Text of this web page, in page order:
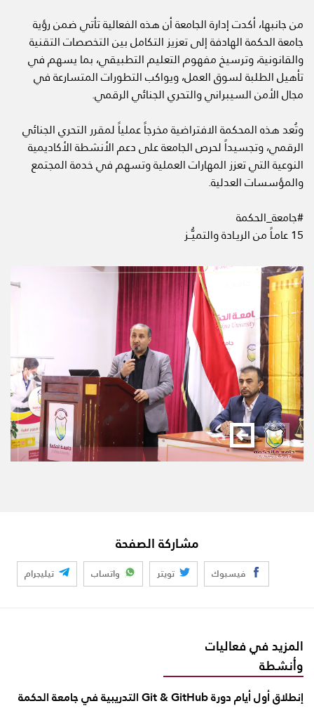
من جانبها، أكدت إدارة الجامعة أن هذه الفعالية تأتي ضمن رؤية
جامعة الحكمة الهادفة إلى تعزيز التكامل بين التخصصات التقنية
والقانونية، وترسيخ مفهوم التعليم التطبيقي، بما يسهم في
تأهيل الطلبة لسوق العمل، ويواكب التطورات المتسارعة في
مجال الأمن السيبراني والتحري الجنائي الرقمي.
وتُعد هذه المحكمة الافتراضية مخرجاً عملياً لمقرر التحري الجنائي
الرقمي، وتجسيداً لحرص الجامعة على دعم الأنشطة الأكاديمية
النوعية التي تعزز المهارات العملية وتسهم في خدمة المجتمع
والمؤسسات العدلية.
#جامعة_الحكمة
15 عامـاً من الريـادة والتميُّــز
مشاركة الصفحة
فيسبوك تويتر واتساب تيليجرام
المزيد في فعاليات
وأنشطة
إنطلاق أول أيام دورة Git & GitHub التدريبية في جامعة الحكمة